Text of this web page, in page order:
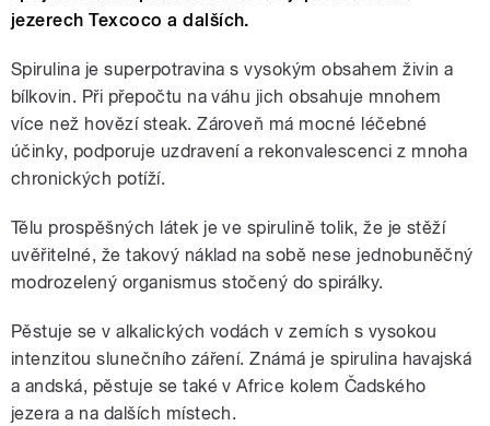
jezerech Texcoco a dalších.
Spirulina je superpotravina s vysokým obsahem živin a
bílkovin. Při přepočtu na váhu jich obsahuje mnohem
více než hovězí steak. Zároveň má mocné léčebné
účinky, podporuje uzdravení a rekonvalescenci z mnoha
chronických potíží.
Tělu prospěšných látek je ve spirulině tolik, že je stěží
uvěřitelné, že takový náklad na sobě nese jednobuněčný
modrozelený organismus stočený do spirálky.
Pěstuje se v alkalických vodách v zemích s vysokou
intenzitou slunečního záření. Známá je spirulina havajská
a andská, pěstuje se také v Africe kolem Čadského
jezera a na dalších místech.